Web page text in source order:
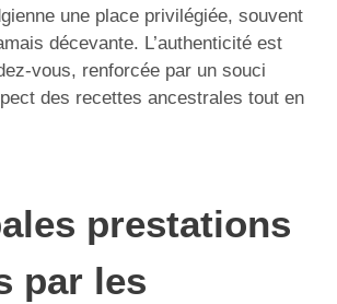
une place privilégiée, souvent
décevante. L’authenticité est
vous, renforcée par un souci
des recettes ancestrales tout en
prestations
par les